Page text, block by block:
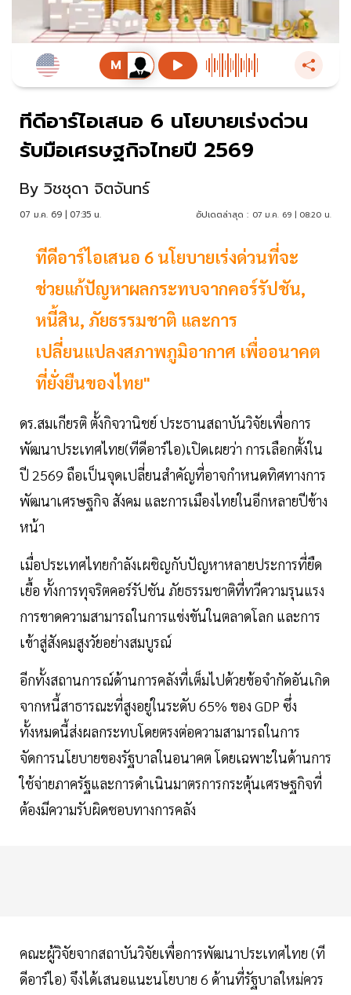
ทีดีอาร์ไอเสนอ 6 นโยบายเร่งด่วน
รับมือเศรษฐกิจไทยปี 2569
By วิชชุดา จิตจันทร์
07 ม.ค. 69 | 07:35 น. อัปเดตล่าสุด : 07 ม.ค. 69 | 08:20 น.
ทีดีอาร์ไอเสนอ 6 นโยบายเร่งด่วนที่จะ
ช่วยแก้ปัญหาผลกระทบจากคอร์รัปชัน,
หนี้สิน, ภัยธรรมชาติ และการ
เปลี่ยนแปลงสภาพภูมิอากาศ เพื่ออนาคต
ที่ยั่งยืนของไทย"
ดร.สมเกียรติ ตั้งกิจวานิชย์ ประธานสถาบันวิจัยเพื่อการ
พัฒนาประเทศไทย(ทีดีอาร์ไอ)เปิดเผยว่า การเลือกตั้งใน
ปี 2569 ถือเป็นจุดเปลี่ยนสำคัญที่อาจกำหนดทิศทางการ
พัฒนาเศรษฐกิจ สังคม และการเมืองไทยในอีกหลายปีข้าง
หน้า
เมื่อประเทศไทยกำลังเผชิญกับปัญหาหลายประการที่ยืด
เยื้อ ทั้งการทุจริตคอร์รัปชัน ภัยธรรมชาติที่ทวีความรุนแรง
การขาดความสามารถในการแข่งขันในตลาดโลก และการ
เข้าสู่สังคมสูงวัยอย่างสมบูรณ์
อีกทั้งสถานการณ์ด้านการคลังที่เต็มไปด้วยข้อจำกัดอันเกิด
จากหนี้สาธารณะที่สูงอยู่ในระดับ 65% ของ GDP ซึ่ง
ทั้งหมดนี้ส่งผลกระทบโดยตรงต่อความสามารถในการ
จัดการนโยบายของรัฐบาลในอนาคต โดยเฉพาะในด้านการ
ใช้จ่ายภาครัฐและการดำเนินมาตรการกระตุ้นเศรษฐกิจที่
ต้องมีความรับผิดชอบทางการคลัง
คณะผู้วิจัยจากสถาบันวิจัยเพื่อการพัฒนาประเทศไทย (ที
ดีอาร์ไอ) จึงได้เสนอแนะนโยบาย 6 ด้านที่รัฐบาลใหม่ควร